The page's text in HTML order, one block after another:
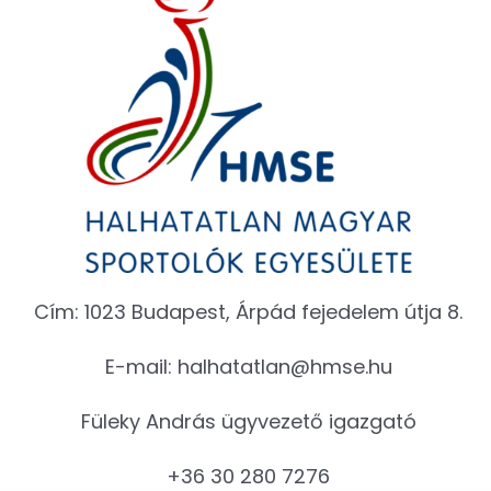
Cím: 1023 Budapest, Árpád fejedelem útja 8.
E-mail: halhatatlan@hmse.hu
Füleky András ügyvezető igazgató
+36 30 280 7276